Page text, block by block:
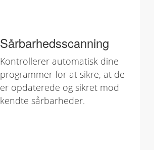
Sårbarhedsscanning
Kontrollerer automatisk dine
programmer for at sikre, at de
er opdaterede og sikret mod
kendte sårbarheder.